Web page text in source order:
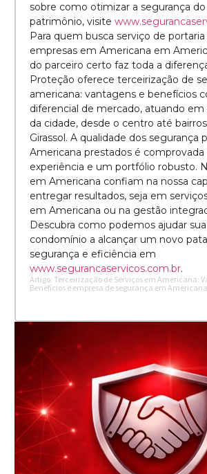
sobre como otimizar a segurança do
patrimônio, visite
Para quem busca serviço de
empresas em Americana em
do parceiro certo faz toda a
Proteção oferece terceirização de
americana: vantagens e benefícios
diferencial de mercado, atuando em
da cidade, desde o centro até
Girassol. A qualidade dos segurança
Americana prestados é comprovada
experiência e um portfólio robusto.
em Americana confiam na nossa
entregar resultados, seja em
em Americana ou na gestão
Descubra como podemos ajudar
condomínio a alcançar um novo
segurança e eficiência em
www.segurancaservicos.com.br.
Artigo: Terceirização de Serviços em Americana:
Benefícios e empresa de segurança em Americana